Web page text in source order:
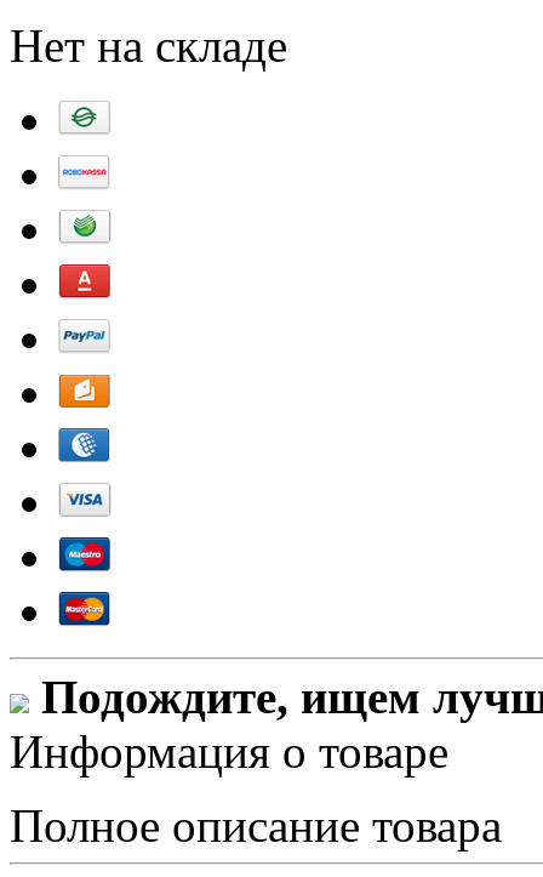
Нет на складе
Подождите, ищем
Информация о товаре
Полное описание товара